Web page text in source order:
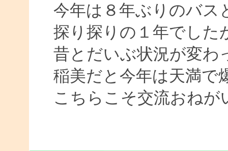
今年は８年ぶりのバス
探り探りの１年でした
昔とだいぶ状況が変わ
稲美だと今年は天満で
こちらこそ交流おねが